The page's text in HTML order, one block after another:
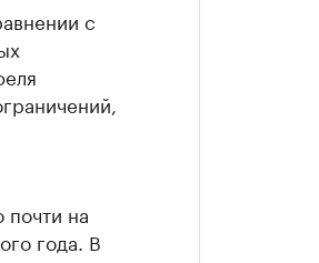
с
на
года. В